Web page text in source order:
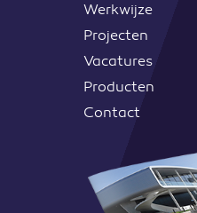
Werkwijze
Projecten
Vacatures
Producten
Contact